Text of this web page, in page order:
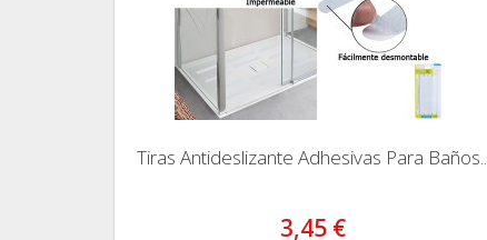
Tiras Antideslizante Adhesivas Para Baños...
3,45 €